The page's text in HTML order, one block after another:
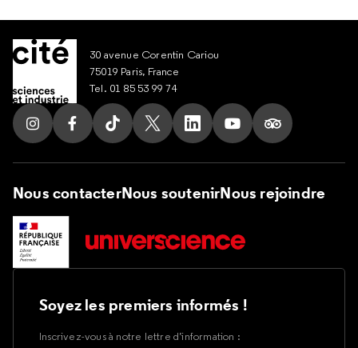
30 avenue Corentin Cariou
75019 Paris, France
Tel. 01 85 53 99 74
Suivez nous sur Instagram
Suivez nous sur Facebook
Suivez nous sur Tik Tok
Suivez nous sur X
Suivez nous sur LinkedIn
Suivez nous sur
Suivez nous
Nous contacterNous soutenirNous rejoindre
Soyez les premiers informés !
Inscrivez-vous à notre lettre d’information :